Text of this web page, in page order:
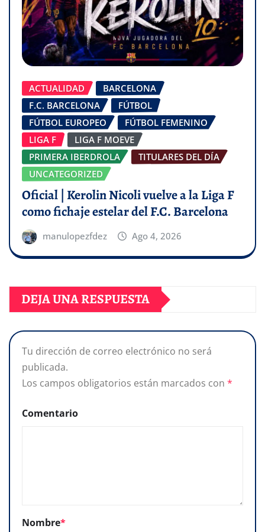
ACTUALIDAD
BARCELONA
F.C. BARCELONA
FÚTBOL
FÚTBOL EUROPEO
FÚTBOL FEMENINO
LIGA F
LIGA F MOEVE
PRIMERA IBERDROLA
TITULARES DEL DÍA
UNCATEGORIZED
Oficial | Kerolin Nicoli vuelve a la Liga F
como fichaje estelar del F.C. Barcelona
manulopezfdez Ago 4, 2026
DEJA UNA RESPUESTA
Tu dirección de correo electrónico no será
publicada.
Los campos obligatorios están marcados con *
Comentario
Nombre*